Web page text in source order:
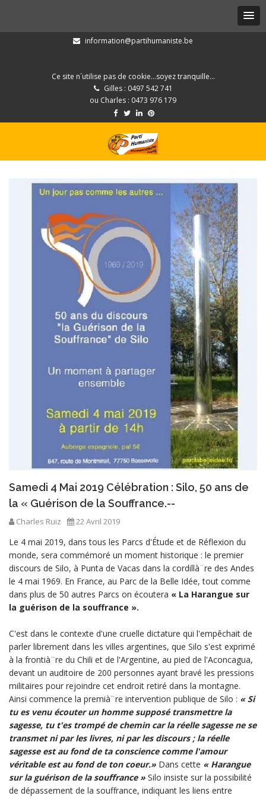
information@partihumaniste.be
Ce site n´utilise pas de cookie...soyez tranquille...
Gilles : 0497 542 741
ou Charles : 0473 976 179
Samedi 4 Mai 2019 Célébration : Silo, 50 ans de
la « Guérison de la Souffrance.--
Charles Ruiz 22 Avril 2019
Le 4 mai 2019, dans tous les Parcs d'Étude et de Réflexion du
monde, sera commémoré un moment historique : le premier
discours de Silo, à Punta de Vacas dans la cordillà¨re des Andes
le 4 mai 1969. En France, au Parc de la Belle Idée, tout comme
dans plus de 50 autres Parcs on écoutera « La Harangue sur
la guérison de la souffrance ».
C'est dans le contexte d'une cruelle dictature qui l'empêchait de
parler librement dans les villes argentines, que Silo s'est exprimé
à la frontià¨re du Chili et de l'Argentine, au pied de l'Aconcagua,
devant un auditoire de 200 personnes ayant bravé les pressions
militaires pour rejoindre cet endroit retiré dans la montagne.
Ainsi commence la premià¨re intervention publique de Silo : « Si
tu es venu écouter un homme supposé transmettre la
sagesse, tu t'es trompé de chemin car la réelle sagesse ne se
transmet ni par les livres, ni par les discours ; la réelle
sagesse est au fond de ta conscience comme l'amour
véritable est au fond de ton coeur.» Dans cette « Harangue
sur la guérison de la souffrance » Silo insiste sur la possibilité
de dépassement de la souffrance, indiquant les liens entre